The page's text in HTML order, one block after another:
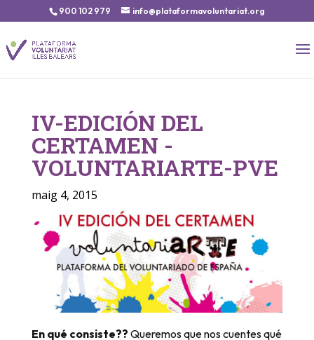
900 102 979 info@plataformavoluntariat.org
IV-EDICIÓN DEL
CERTAMEN -
VOLUNTARIARTE-PVE
maig 4, 2015
En qué consiste?? Queremos que nos cuentes qué